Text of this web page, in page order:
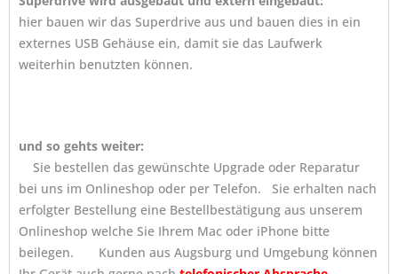
hier bauen wir das Superdrive aus und bauen dies in ein
externes USB Gehäuse ein, damit sie das Laufwerk
weiterhin benutzten können.
und so gehts weiter:
Sie bestellen das gewünschte Upgrade oder Reparatur
bei uns im Onlineshop oder per Telefon. Sie erhalten nach
erfolgter Bestellung eine Bestellbestätigung aus unserem
Onlineshop welche Sie Ihrem Mac oder iPhone bitte
beilegen. Kunden aus Augsburg und Umgebung können